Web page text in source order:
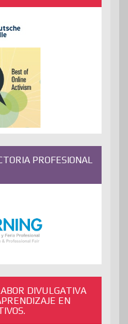
PROFESIONAL
DIVULGATIVA
EN